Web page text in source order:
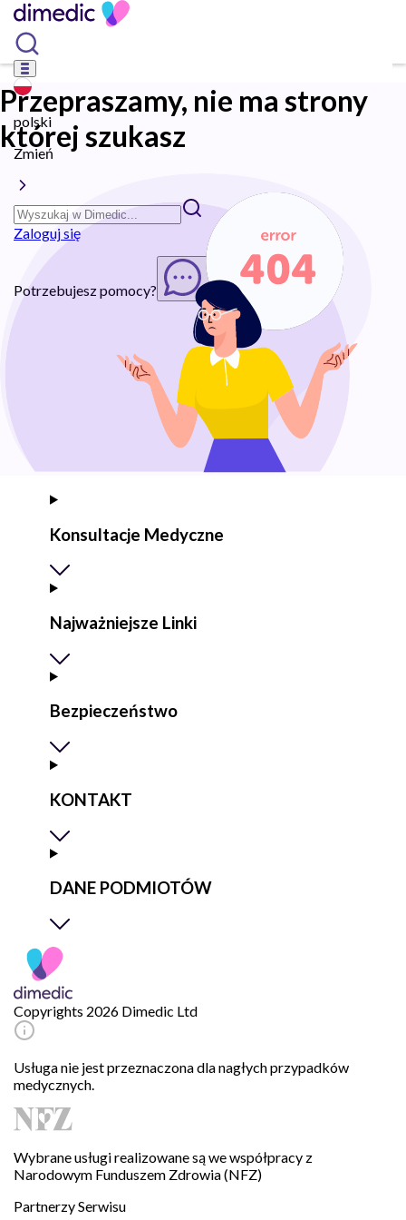
polski
Zmień
Zaloguj się
Potrzebujesz pomocy? Rozpocznij chat
Przepraszamy, nie ma strony
której szukasz
Konsultacje Medyczne
Najważniejsze Linki
Bezpieczeństwo
KONTAKT
DANE PODMIOTÓW
Copyrights 2026 Dimedic Ltd
Usługa nie jest przeznaczona dla nagłych przypadków
medycznych.
Wybrane usługi realizowane są we współpracy z
Narodowym Funduszem Zdrowia (NFZ)
Partnerzy Serwisu